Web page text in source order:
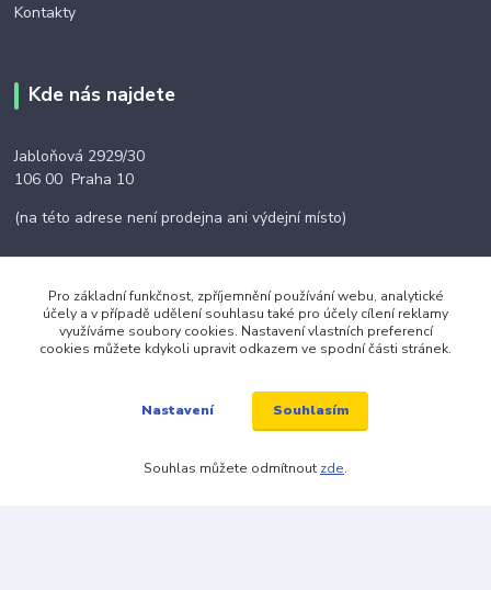
Kontakty
Kde nás najdete
Jabloňová 2929/30
106 00 Praha 10
(na této adrese není prodejna ani výdejní místo)
Kontakty
Pro základní funkčnost, zpříjemnění používání webu, analytické
účely a v případě udělení souhlasu také pro účely cílení reklamy
využíváme soubory cookies. Nastavení vlastních preferencí
cookies můžete kdykoli upravit odkazem ve spodní části stránek.
Nastavení Souhlasím
Souhlas můžete odmítnout zde.